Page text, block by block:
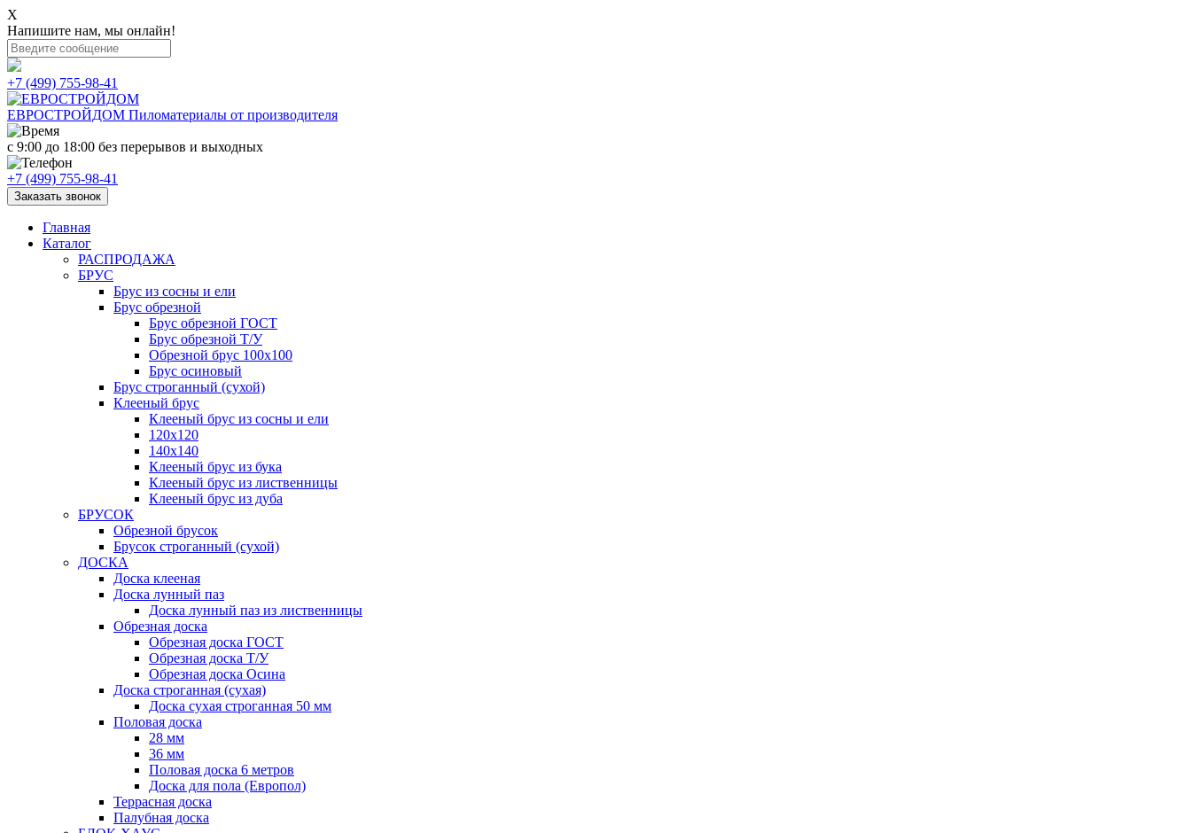
X
Напишите нам, мы онлайн!
+7 (499) 755-98-41
ЕВРОСТРОЙДОМ Пиломатериалы от производителя
с 9:00 до 18:00 без перерывов и выходных
+7 (499) 755-98-41
Заказать звонок
Главная
Каталог
РАСПРОДАЖА
БРУС
Брус из сосны и ели
Брус обрезной
Брус обрезной ГОСТ
Брус обрезной Т/У
Обрезной брус 100х100
Брус осиновый
Брус строганный (сухой)
Клееный брус
Клееный брус из сосны и ели
120х120
140х140
Клееный брус из бука
Клееный брус из лиственницы
Клееный брус из дуба
БРУСОК
Обрезной брусок
Брусок строганный (сухой)
ДОСКА
Доска клееная
Доска лунный паз
Доска лунный паз из лиственницы
Обрезная доска
Обрезная доска ГОСТ
Обрезная доска Т/У
Обрезная доска Осина
Доска строганная (сухая)
Доска сухая строганная 50 мм
Половая доска
28 мм
36 мм
Половая доска 6 метров
Доска для пола (Европол)
Террасная доска
Палубная доска